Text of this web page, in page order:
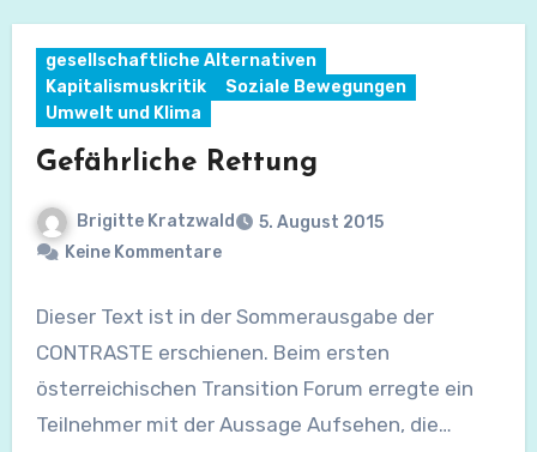
gesellschaftliche Alternativen
Kapitalismuskritik
Soziale Bewegungen
Umwelt und Klima
Gefährliche Rettung
Brigitte Kratzwald
5. August 2015
Keine Kommentare
Dieser Text ist in der Sommerausgabe der
CONTRASTE erschienen. Beim ersten
österreichischen Transition Forum erregte ein
Teilnehmer mit der Aussage Aufsehen, die…